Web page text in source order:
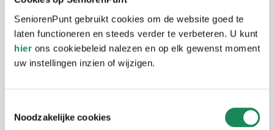
SeniorenPunt gebruikt cookies om de website goed te
laten functioneren en steeds verder te verbeteren. U kunt
hier ons cookiebeleid nalezen en op elk gewenst moment
uw instellingen inzien of wijzigen.
Noodzakelijke cookies
de zorg en ondersteuning zoals:
Huishoudelijke hulp
Dagbesteding
Verpleging en/of verzorging aan huis
Wlz aanvragen